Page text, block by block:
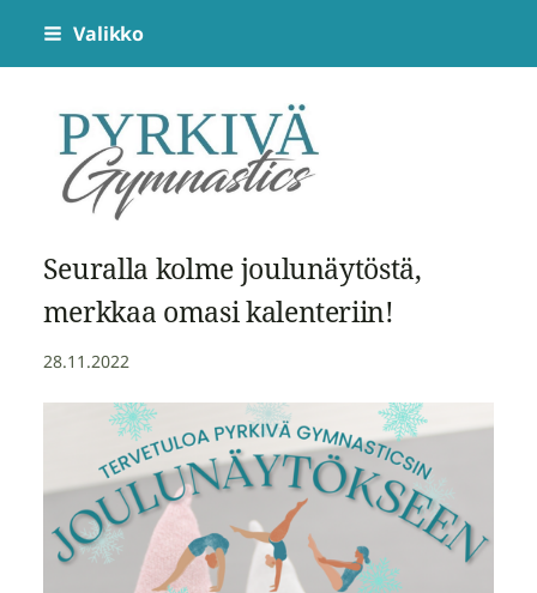
Siirry
sivun
sisältöön
Valikko
Pyrkivä Gymnastics
Seuralla kolme joulunäytöstä,
merkkaa omasi kalenteriin!
28.11.2022